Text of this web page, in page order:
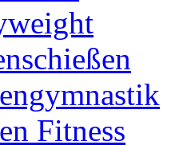
Fitness